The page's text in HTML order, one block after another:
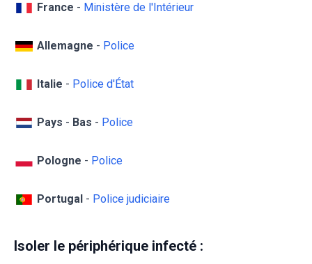
France - Ministère de l'Intérieur
Allemagne - Police
Italie - Police d'État
Pays - Bas - Police
Pologne - Police
Portugal - Police judiciaire
Isoler le périphérique infecté :